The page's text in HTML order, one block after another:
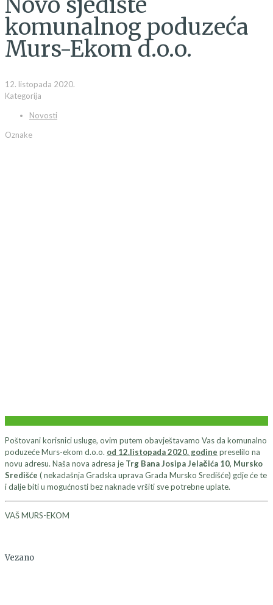
komunalnog poduzeća
Murs-Ekom d.o.o.
12. listopada 2020.
Kategorija
Novosti
Oznake
Poštovani korisnici usluge, ovim putem obavještavamo Vas da komunalno
poduzeće Murs-ekom d.o.o. od 12.listopada 2020. godine preselilo na
novu adresu. Naša nova adresa je Trg Bana Josipa Jelačića 10, Mursko
Središće ( nekadašnja Gradska uprava Grada Mursko Središće) gdje će te
i dalje biti u mogućnosti bez naknade vršiti sve potrebne uplate.
VAŠ MURS-EKOM
Vezano